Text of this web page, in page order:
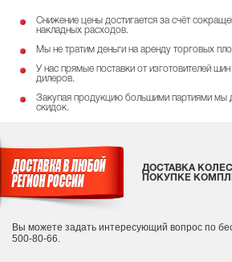
Снижение цены достигается за счёт
накладных расходов.
Мы не тратим деньги на аренду торговых
У нас прямые поставки от изготовителей
дилеров.
Закупая продукцию большими партиями мы
скидок.
ДОСТАВКА
ПОКУПКЕ
Вы можете задать интересующий вопрос по
500-80-66.